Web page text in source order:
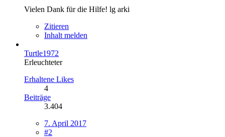
Vielen Dank für die Hilfe! lg arki
Zitieren
Inhalt melden
Turtle1972
Erleuchteter
Erhaltene Likes
4
Beiträge
3.404
7. April 2017
#2